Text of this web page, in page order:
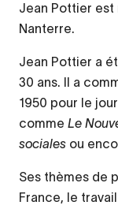
Jean Pottier est
Nanterre.
Jean Pottier a
30 ans. Il a
1950 pour le
comme Le
sociales ou
Ses thèmes de
France, le